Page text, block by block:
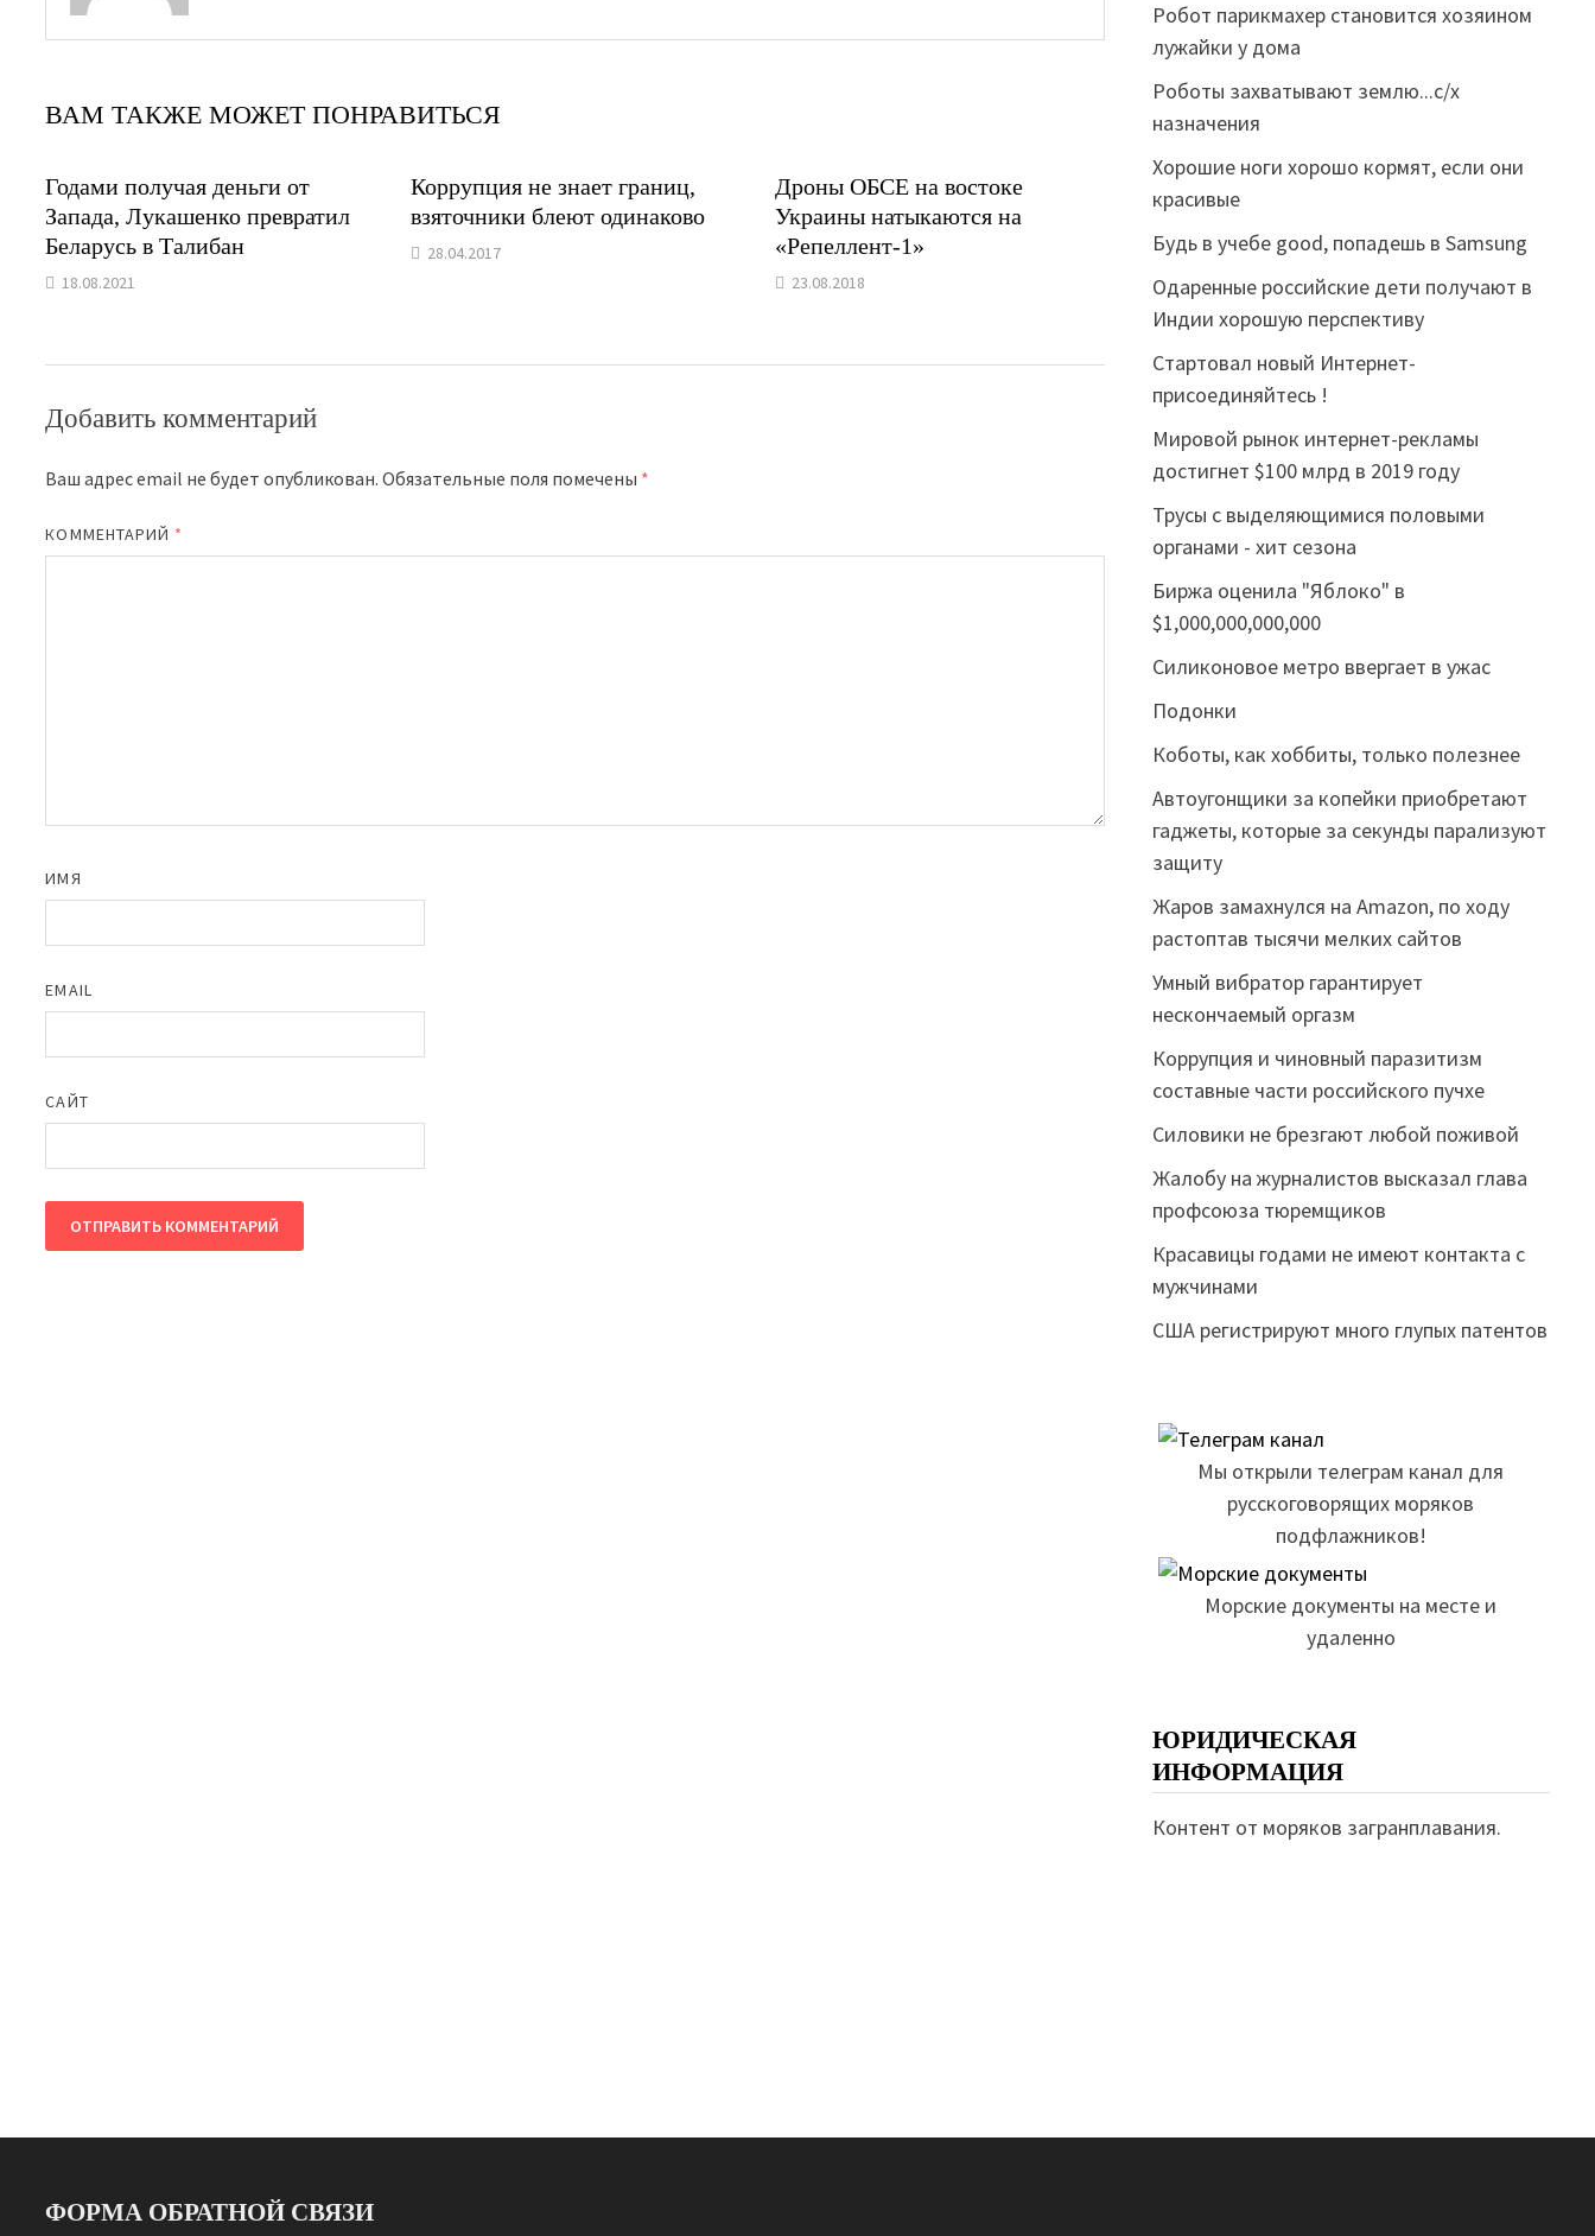
ВАМ ТАКЖЕ МОЖЕТ ПОНРАВИТЬСЯ
Годами получая деньги от
Запада, Лукашенко превратил
Беларусь в Талибан
18.08.2021
Коррупция не знает границ,
взяточники блеют одинаково
28.04.2017
Дроны ОБСЕ на востоке
Украины натыкаются на
«Репеллент-1»
23.08.2018
Добавить комментарий
Ваш адрес email не будет опубликован. Обязательные поля помечены *
КОММЕНТАРИЙ *
ИМЯ
EMAIL
САЙТ
Робот парикмахер становится хозяином
лужайки у дома
Роботы захватывают землю...с/х
назначения
Хорошие ноги хорошо кормят, если они
красивые
Будь в учебе good, попадешь в Samsung
Одаренные российские дети получают в
Индии хорошую перспективу
Стартовал новый Интернет-
присоединяйтесь !
Мировой рынок интернет-рекламы
достигнет $100 млрд в 2019 году
Трусы с выделяющимися половыми
органами - хит сезона
Биржа оценила "Яблоко" в
$1,000,000,000,000
Силиконовое метро ввергает в ужас
Подонки
Коботы, как хоббиты, только полезнее
Автоугонщики за копейки приобретают
гаджеты, которые за секунды парализуют
защиту
Жаров замахнулся на Аmazon, по ходу
растоптав тысячи мелких сайтов
Умный вибратор гарантирует
нескончаемый оргазм
Коррупция и чиновный паразитизм
составные части российского пучхе
Силовики не брезгают любой поживой
Жалобу на журналистов высказал глава
профсоюза тюремщиков
Красавицы годами не имеют контакта с
мужчинами
США регистрируют много глупых патентов
Мы открыли телеграм канал для
русскоговорящих моряков
подфлажников!
Морские документы на месте и
удаленно
ЮРИДИЧЕСКАЯ
ИНФОРМАЦИЯ
Контент от моряков загранплавания.
ФОРМА ОБРАТНОЙ СВЯЗИ